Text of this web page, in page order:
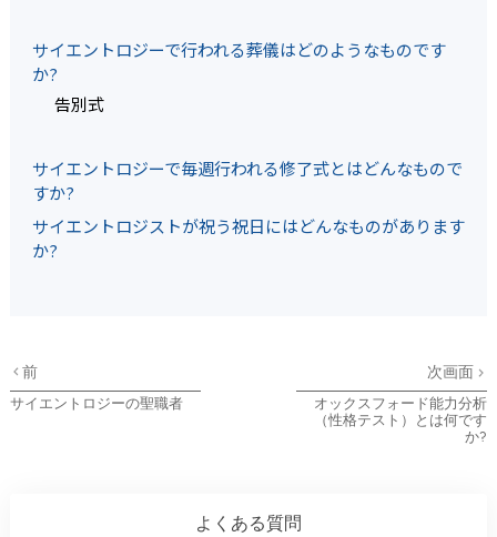
サイエントロジーで行われる葬儀はどのようなものです
か?
告別式
サイエントロジーで毎週行われる修了式とはどんなもので
すか?
サイエントロジストが祝う祝日にはどんなものがあります
か?
前
サイエントロジーの聖職者
次画面
オックスフォード能力分析
（性格テスト）とは何です
か?
よくある質問